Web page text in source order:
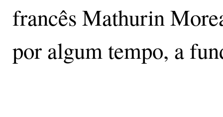
francês Mathurin
por algum tempo, a